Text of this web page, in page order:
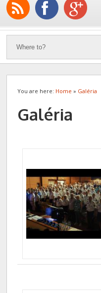
You are here: Home » Galéria
Galéria